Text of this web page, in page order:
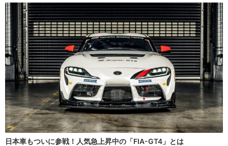
日本車もついに参戦！人気急上昇中の「FIA-GT4」とは